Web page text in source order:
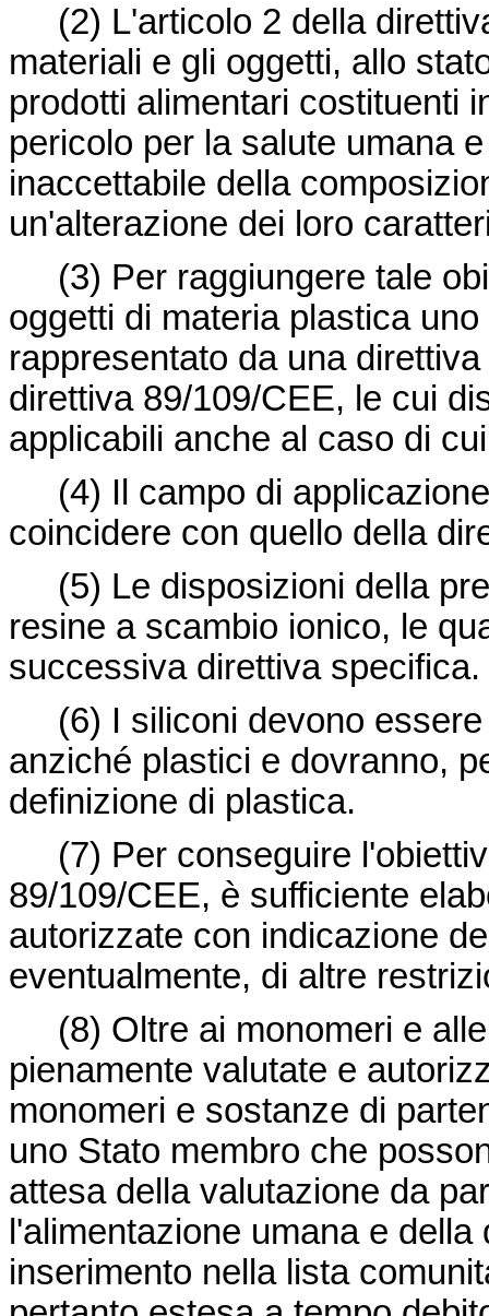
(2) L'articolo 2 della
materiali e gli oggetti, allo
prodotti alimentari costituenti
pericolo per la salute umana
inaccettabile della
un'alterazione dei loro
(3) Per raggiungere tale
oggetti di materia plastica
rappresentato da una
direttiva 89/109/CEE, le cui
applicabili anche al caso di
(4) Il campo di
coincidere con quello della
(5) Le disposizioni della
resine a scambio ionico, le
successiva direttiva specifica.
(6) I siliconi devono
anziché plastici e dovranno,
definizione di plastica.
(7) Per conseguire
89/109/CEE, è sufficiente
autorizzate con indicazione
eventualmente, di altre
(8) Oltre ai monomeri e
pienamente valutate e
monomeri e sostanze di
uno Stato membro che
attesa della valutazione da
l'alimentazione umana e
inserimento nella lista